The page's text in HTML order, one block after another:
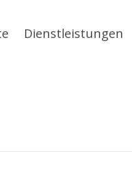
Dienstleistungen